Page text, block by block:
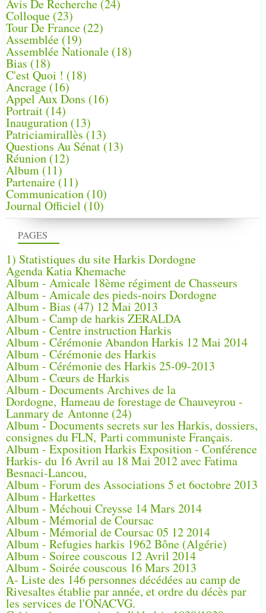
PAGES
1) Statistiques du site Harkis Dordogne
Agenda Katia Khemache
Album - Amicale 18ème régiment de Chasseurs
Album - Amicale des pieds-noirs Dordogne
Album - Bias (47) 12 Mai 2013
Album - Camp de harkis ZERALDA
Album - Centre instruction Harkis
Album - Cérémonie Abandon Harkis 12 Mai 2014
Album - Cérémonie des Harkis
Album - Cérémonie des Harkis 25-09-2013
Album - Cœurs de Harkis
Album - Documents Archives de la
Dordogne, Hameau de forestage de Chauveyrou -
Lanmary de Antonne (24)
Album - Documents secrets sur les Harkis, dossiers,
consignes du FLN, Parti communiste Français.
Album - Exposition Harkis Exposition - Conférence
Harkis- du 16 Avril au 18 Mai 2012 avec Fatima
Besnaci-Lancou,
Album - Forum des Associations 5 et 6octobre 2013
Album - Harkettes
Album - Méchoui Creysse 14 Mars 2014
Album - Mémorial de Coursac
Album - Mémorial de Coursac 05 12 2014
Album - Refugies harkis 1962 Bône (Algérie)
Album - Soiree couscous 12 Avril 2014
Album - Soirée couscous 16 Mars 2013
A- Liste des 146 personnes décédées au camp de
Rivesaltes établie par année, et ordre du décès par
les services de l'ONACVG.
Avis De Recherche (24)
Colloque (23)
Tour De France (22)
Assemblée (19)
Assemblée Nationale (18)
Bias (18)
C'est Quoi ! (18)
Ancrage (16)
Appel Aux Dons (16)
Portrait (14)
Inauguration (13)
Patriciamirallès (13)
Questions Au Sénat(13)
Réunion (12)
Album (11)
Partenaire(11)
Communication (10)
Journal Officiel (10)